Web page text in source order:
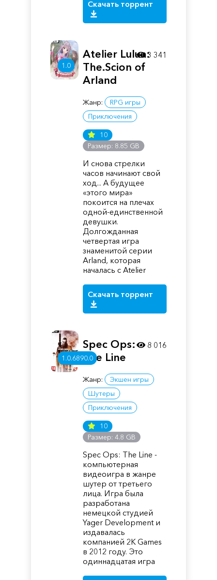
Скачать торрент
1.0
Atelier Lulua:
The.Scion of
Arland
Жанр:
RPG игры
Приключения
10
Размер: 8.85 GB
И снова стрелки
часов начинают свой
ход... А будущее
«этого мира»
покоится на плечах
одной-единственной
девушки.
Долгожданная
четвертая игра
знаменитой серии
Arland, которая
началась с Atelier
Скачать торрент
3 341
1.0.6890.0
Spec Ops:
The Line
Жанр:
Экшен игры
Шутеры
Приключения
10
Размер: 4.8 GB
Spec Ops: The Line -
компьютерная
видеоигра в жанре
шутер от третьего
лица. Игра была
разработана
немецкой студией
Yager Development и
издавалась
компанией 2K Games
в 2012 году. Это
одиннадцатая игра
8 016